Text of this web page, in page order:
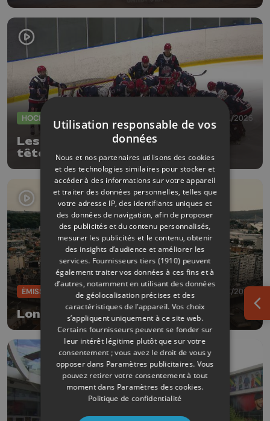
HOCKEY 02/11/2025
Les Bulldogs de Liège restent en
tête de la coupe CEHL
ÉMISSIONS 22/11/2024
Longdoz, par Vu du Ciel
Utilisation responsable de vos
données
Nous et nos partenaires utilisons des cookies
et des technologies similaires pour stocker et
accéder à des informations sur votre appareil
et traiter des données personnelles, telles que
votre adresse IP, des identifiants uniques et
des données de navigation, afin de proposer
des publicités et du contenu personnalisés,
mesurer les publicités et le contenu, obtenir
des insights d’audience et améliorer les
services. Fournisseurs tiers (1910) peuvent
également traiter vos données à ces fins et à
d’autres, notamment en utilisant des données
de géolocalisation précises et des
caractéristiques de l’appareil. Vos choix
s’appliquent uniquement à ce site web.
Certains fournisseurs peuvent se fonder sur
leur intérêt légitime plutôt que sur votre
consentement ; vous avez le droit de vous y
opposer dans Paramètres publicitaires. Vous
pouvez retirer votre consentement à tout
moment dans Paramètres des cookies.
Politique de confidentialité